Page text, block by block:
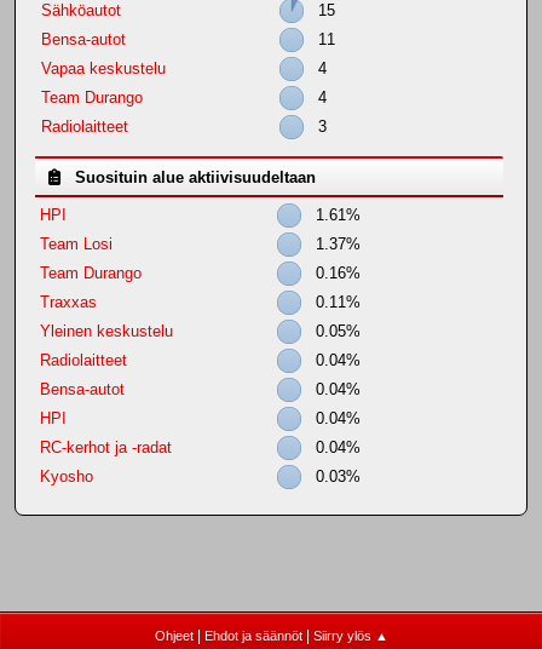
Sähköautot
15
Bensa-autot
11
Vapaa keskustelu
4
Team Durango
4
Radiolaitteet
3
Suosituin alue aktiivisuudeltaan
HPI
1.61%
Team Losi
1.37%
Team Durango
0.16%
Traxxas
0.11%
Yleinen keskustelu
0.05%
Radiolaitteet
0.04%
Bensa-autot
0.04%
HPI
0.04%
RC-kerhot ja -radat
0.04%
Kyosho
0.03%
Ohjeet| Ehdot ja säännöt| Siirry ylös ▲